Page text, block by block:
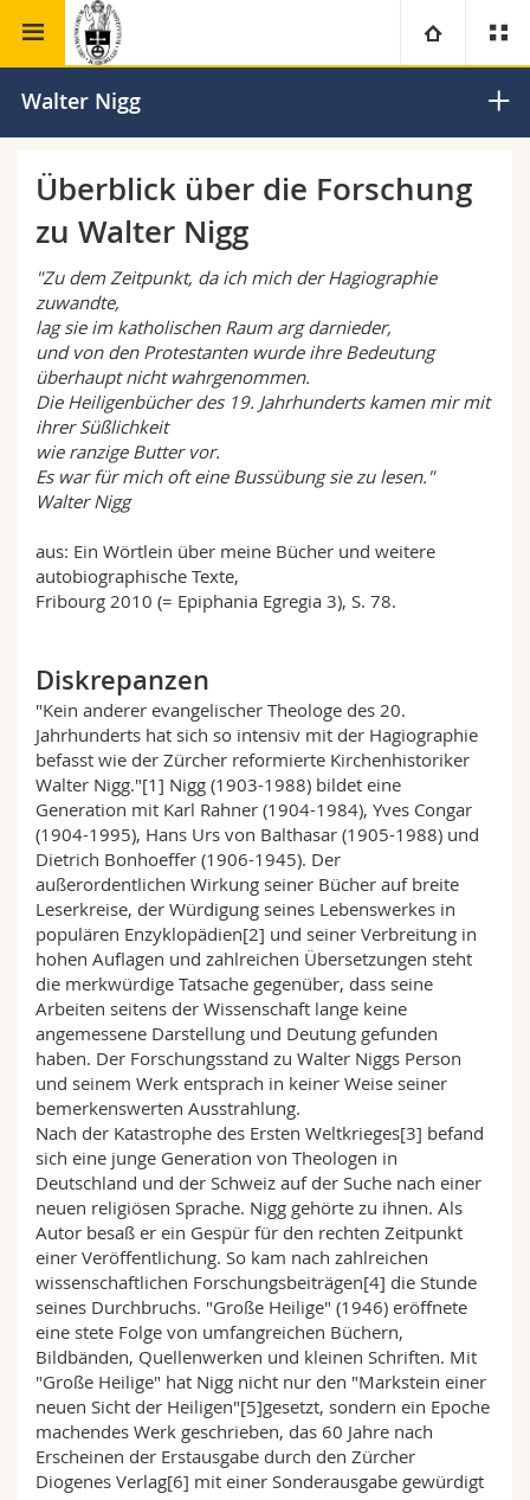
Universität
Campus
Forschung
Universität
Weiterbildung
Theologische Fak.
Rechtswissenschaftliche Fak.
Wirtschafts- und Sozialwissenschaftliche Fak.
Philosophische Fak.
Fak. für Erziehungs- und Bildungswissenschaften
Math.-Nat. und Med. Fak.
Interfakultär
Informationen für
Studieninteressierte
Studierende
Medien
Forschende
Mitarbeitende
Doktorierende
Ressourcen
Personenverzeichnis
Ortsplan
Bibliotheken
Webmail
Vorlesungsverzeichnis
MyUnifr
Theologische Fakultät Institut für Ökumenische Studien
Walter Nigg
Überblick über die Forschung
zu Walter Nigg
"Zu dem Zeitpunkt, da ich mich der Hagiographie
zuwandte,
lag sie im katholischen Raum arg darnieder,
und von den Protestanten wurde ihre Bedeutung
überhaupt nicht wahrgenommen.
Die Heiligenbücher des 19. Jahrhunderts kamen mir mit
ihrer Süßlichkeit
wie ranzige Butter vor.
Es war für mich oft eine Bussübung sie zu lesen."
Walter Nigg
aus: Ein Wörtlein über meine Bücher und weitere
autobiographische Texte,
Fribourg 2010 (= Epiphania Egregia 3), S. 78.
Diskrepanzen
"Kein anderer evangelischer Theologe des 20.
Jahrhunderts hat sich so intensiv mit der Hagiographie
befasst wie der Zürcher reformierte Kirchenhistoriker
Walter Nigg."[1] Nigg (1903-1988) bildet eine
Generation mit Karl Rahner (1904-1984), Yves Congar
(1904-1995), Hans Urs von Balthasar (1905-1988) und
Dietrich Bonhoeffer (1906-1945). Der
außerordentlichen Wirkung seiner Bücher auf breite
Leserkreise, der Würdigung seines Lebenswerkes in
populären Enzyklopädien[2] und seiner Verbreitung in
hohen Auflagen und zahlreichen Übersetzungen steht
die merkwürdige Tatsache gegenüber, dass seine
Arbeiten seitens der Wissenschaft lange keine
angemessene Darstellung und Deutung gefunden
haben. Der Forschungsstand zu Walter Niggs Person
und seinem Werk entsprach in keiner Weise seiner
bemerkenswerten Ausstrahlung.
Nach der Katastrophe des Ersten Weltkrieges[3] befand
sich eine junge Generation von Theologen in
Deutschland und der Schweiz auf der Suche nach einer
neuen religiösen Sprache. Nigg gehörte zu ihnen. Als
Autor besaß er ein Gespür für den rechten Zeitpunkt
einer Veröffentlichung. So kam nach zahlreichen
wissenschaftlichen Forschungsbeiträgen[4] die Stunde
seines Durchbruchs. "Große Heilige" (1946) eröffnete
eine stete Folge von umfangreichen Büchern,
Bildbänden, Quellenwerken und kleinen Schriften. Mit
"Große Heilige" hat Nigg nicht nur den "Markstein einer
neuen Sicht der Heiligen"[5]gesetzt, sondern ein Epoche
machendes Werk geschrieben, das 60 Jahre nach
Erscheinen der Erstausgabe durch den Zürcher
Diogenes Verlag[6] mit einer Sonderausgabe gewürdigt